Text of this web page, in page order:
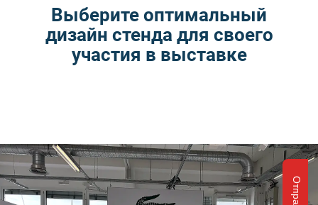
Выберите оптимальный
дизайн стенда для своего
участия в выставке